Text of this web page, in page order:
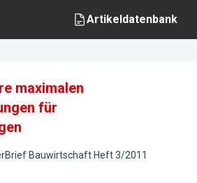
Artikeldatenbank
maximalen
für
Bauwirtschaft Heft3/2011